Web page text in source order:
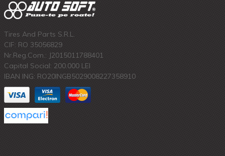
Tires And Parts S.R.L.
CIF: RO 35056829
Nr.Reg.Com.: J2015011788401
Capital Social: 200.000 LEI
IBAN ING: RO20INGB5029008227358910